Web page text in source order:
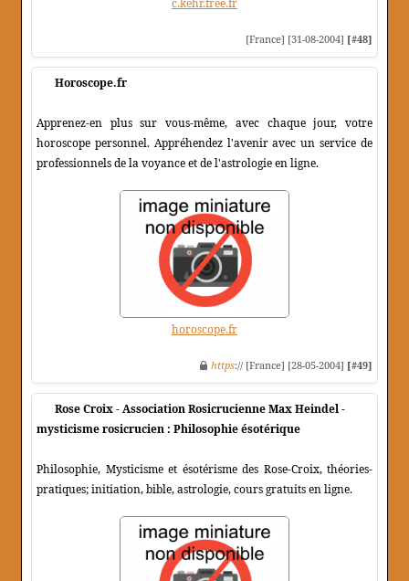
c.kehr.free.fr
[France] [31-08-2004] [#48]
Horoscope.fr
Apprenez-en plus sur vous-même, avec chaque jour, votre
horoscope personnel. Appréhendez l'avenir avec un service de
professionnels de la voyance et de l'astrologie en ligne.
horoscope.fr
https:// [France] [28-05-2004] [#49]
Rose Croix - Association Rosicrucienne Max Heindel -
mysticisme rosicrucien : Philosophie ésotérique
Philosophie, Mysticisme et ésotérisme des Rose-Croix, théories-
pratiques; initiation, bible, astrologie, cours gratuits en ligne.